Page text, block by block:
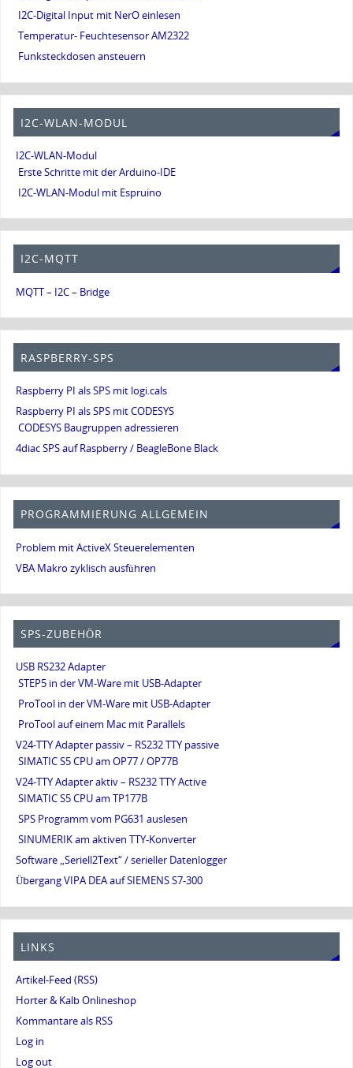
I2C-Digital Input mit NerO einlesen
Temperatur- Feuchtesensor AM2322
Funksteckdosen ansteuern
I2C-WLAN-MODUL
I2C-WLAN-Modul
Erste Schritte mit der Arduino-IDE
I2C-WLAN-Modul mit Espruino
I2C-MQTT
MQTT – I2C – Bridge
RASPBERRY-SPS
Raspberry PI als SPS mit logi.cals
Raspberry PI als SPS mit CODESYS
CODESYS Baugruppen adressieren
4diac SPS auf Raspberry / BeagleBone Black
PROGRAMMIERUNG ALLGEMEIN
Problem mit ActiveX Steuerelementen
VBA Makro zyklisch ausführen
SPS-ZUBEHÖR
USB RS232 Adapter
STEP5 in der VM-Ware mit USB-Adapter
ProTool in der VM-Ware mit USB-Adapter
ProTool auf einem Mac mit Parallels
V24-TTY Adapter passiv – RS232 TTY passive
SIMATIC S5 CPU am OP77 / OP77B
V24-TTY Adapter aktiv – RS232 TTY Active
SIMATIC S5 CPU am TP177B
SPS Programm vom PG631 auslesen
SINUMERIK am aktiven TTY-Konverter
Software „Seriell2Text“ / serieller Datenlogger
Übergang VIPA DEA auf SIEMENS S7-300
LINKS
Artikel-Feed (RSS)
Horter & Kalb Onlineshop
Kommantare als RSS
Log in
Log out